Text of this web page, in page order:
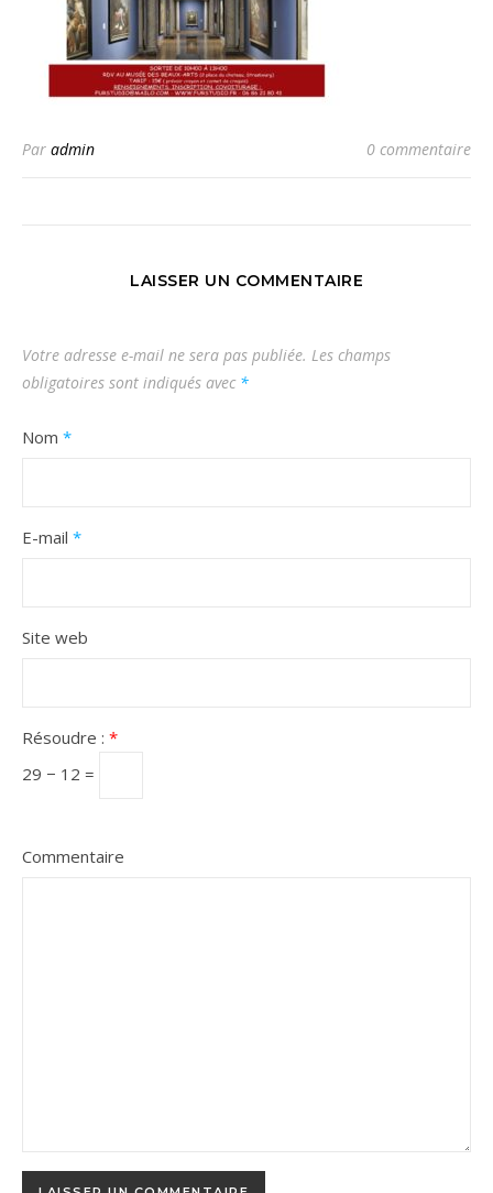
Par admin 0 commentaire
LAISSER UN COMMENTAIRE
Votre adresse e-mail ne sera pas publiée. Les champs
obligatoires sont indiqués avec *
Nom *
E-mail *
Site web
Résoudre : *
29 − 12 =
Commentaire